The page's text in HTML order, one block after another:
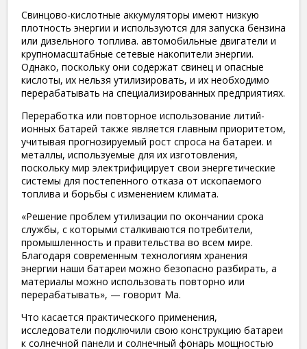
Свинцово-кислотные аккумуляторы имеют низкую
плотность энергии и используются для запуска бензина
или дизельного топлива. автомобильные двигатели и
крупномасштабные сетевые накопители энергии.
Однако, поскольку они содержат свинец и опасные
кислоты, их нельзя утилизировать, и их необходимо
перерабатывать на специализированных предприятиях.
Переработка или повторное использование литий-
ионных батарей также является главным приоритетом,
учитывая прогнозируемый рост спроса на батареи. и
металлы, используемые для их изготовления,
поскольку мир электрифицирует свои энергетические
системы для постепенного отказа от ископаемого
топлива и борьбы с изменением климата.
«Решение проблем утилизации по окончании срока
службы, с которыми сталкиваются потребители,
промышленность и правительства во всем мире.
Благодаря современным технологиям хранения
энергии наши батареи можно безопасно разбирать, а
материалы можно использовать повторно или
перерабатывать», — говорит Ма.
Что касается практического применения,
исследователи подключили свою конструкцию батареи
к солнечной панели и солнечный фонарь мощностью